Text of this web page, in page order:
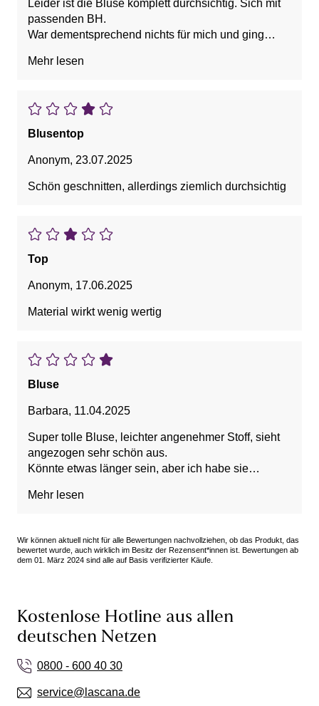
Leider ist die Bluse komplett durchsichtig. Sich mit
passenden BH.
War dementsprechend nichts für mich und ging
Mehr lesen
Blusentop
Anonym, 23.07.2025
Schön geschnitten, allerdings ziemlich durchsichtig
Top
Anonym, 17.06.2025
Material wirkt wenig wertig
Bluse
Barbara, 11.04.2025
Super tolle Bluse, leichter angenehmer Stoff, sieht
angezogen sehr schön aus.
Könnte etwas länger sein, aber ich habe sie
Mehr lesen
Wir können aktuell nicht für alle Bewertungen nachvollziehen, ob das Produkt, das
bewertet wurde, auch wirklich im Besitz der Rezensent*innen ist. Bewertungen ab
dem 01. März 2024 sind alle auf Basis verifizierter Käufe.
Kostenlose Hotline aus allen
deutschen Netzen
0800 - 600 40 30
service@lascana.de